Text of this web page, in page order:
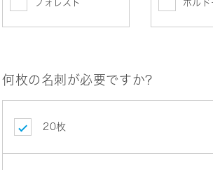
フォレスト ボルド
何枚の名刺が必要ですか?
20枚